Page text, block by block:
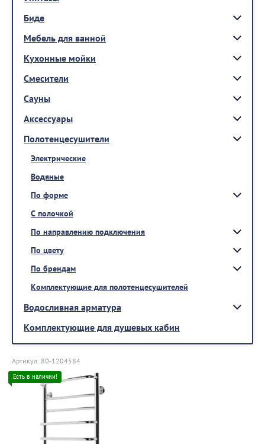
Биде
Мебель для ванной
Кухонные мойки
Смесители
Сауны
Аксессуары
Полотенцесушители
Электрические
Водяные
По форме
С полочкой
По направлению подключения
По цвету
По брендам
Комплектующие для полотенцесушителей
Водосливная арматура
Комплектующие для душевых кабин
Артикул: 80-1204584